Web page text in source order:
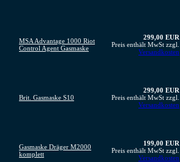
MSA Advantage 1000 Riot
Control Agent Gasmaske
299,00 EUR
Preis enthält MwSt zzgl.
Versandkosten
Brit. Gasmaske S10
299,00 EUR
Preis enthält MwSt zzgl.
Versandkosten
Gasmaske Dräger M2000
komplett
199,00 EUR
Preis enthält MwSt zzgl.
Versandkosten